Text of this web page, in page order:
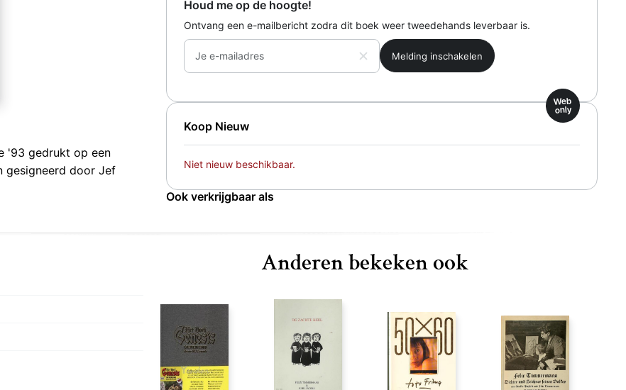
Houd me op de hoogte!
Ontvang een e-mailbericht zodra dit boek weer tweedehands leverbaar is.
Je e-mailadres
Koop Nieuw
Web
only
Niet nieuw beschikbaar.
Ook verkrijgbaar als
'93 gedrukt op een
gesigneerd door Jef
Anderen bekeken ook